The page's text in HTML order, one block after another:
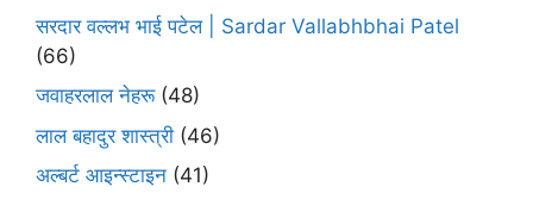
सरदार वल्लभ भाई पटेल | Sardar Vallabhbhai Patel
(66)
जवाहरलाल नेहरू(48)
लाल बहादुर शास्त्री (46)
अल्बर्ट आइन्स्टाइन (41)